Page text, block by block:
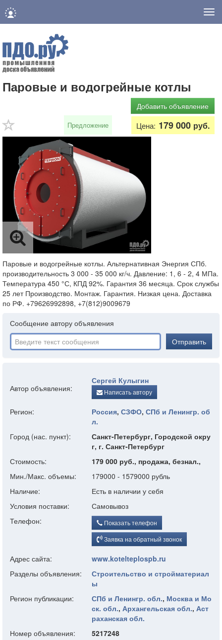
Паровые и водогрейные котлы
Добавить объявление
Предложение Цена: 179 000 руб.
Паровые и водогрейные котлы. Альтернативная Энергия СПб.
производительность 3 000 - 35 000 кг/ч. Давление: 1, 6 - 2, 4 МПа.
Температура 450 °С, КПД 92%. Гарантия 36 месяца. Срок службы
25 лет Производство. Монтаж. Гарантия. Низкая цена. Доставка
по РФ. +79626992898, +7(812)9009679
Сообщение автору объявления
Отправить
Автор объявления:
Сергей Кулыгин
Написать автору
Регион: Россия, СЗФО, СПб и Ленингр. об
л.
Город (нас. пункт):
Санкт-Петербург, Городской окру
г, г. Санкт-Петербург
Стоимость:
179 000 руб., продажа, безнал.,
Мин./Макс. объемы:
179000 - 1579000 рубль
Наличие:
Есть в наличии у себя
Условия поставки:
Самовывоз
Телефон:
Показать телефон
Заявка на обратный звонок
Адрес сайта:
www.kotelteplospb.ru
Разделы объявления:
Строительство и стройматериал
ы
Регион публикации:
СПб и Ленингр. обл., Москва и Мо
ск. обл., Архангельская обл., Аст
раханская обл.
Номер объявления:
5217248